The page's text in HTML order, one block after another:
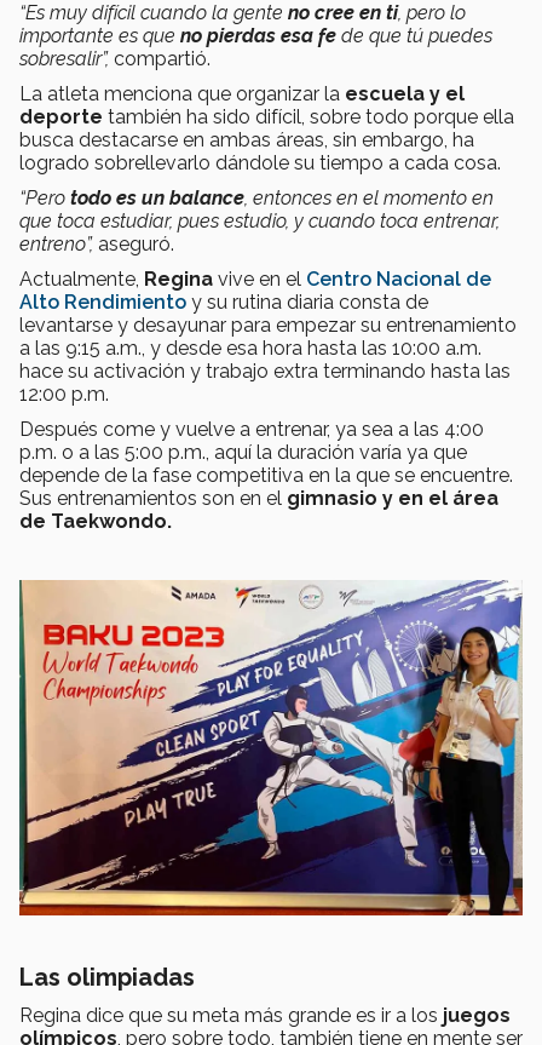
“Es muy difícil cuando la gente no cree en ti, pero lo
importante es que no pierdas esa fe de que tú puedes
sobresalir”, compartió.
La atleta menciona que organizar la escuela y el
deporte también ha sido difícil, sobre todo porque ella
busca destacarse en ambas áreas, sin embargo, ha
logrado sobrellevarlo dándole su tiempo a cada cosa.
“Pero todo es un balance, entonces en el momento en
que toca estudiar, pues estudio, y cuando toca entrenar,
entreno”, aseguró.
Actualmente, Regina vive en el Centro Nacional de
Alto Rendimiento y su rutina diaria consta de
levantarse y desayunar para empezar su entrenamiento
a las 9:15 a.m., y desde esa hora hasta las 10:00 a.m.
hace su activación y trabajo extra terminando hasta las
12:00 p.m.
Después come y vuelve a entrenar, ya sea a las 4:00
p.m. o a las 5:00 p.m., aquí la duración varía ya que
depende de la fase competitiva en la que se encuentre.
Sus entrenamientos son en el gimnasio y en el área
de Taekwondo.
Las olimpiadas
Regina dice que su meta más grande es ir a los juegos
olímpicos, pero sobre todo, también tiene en mente ser